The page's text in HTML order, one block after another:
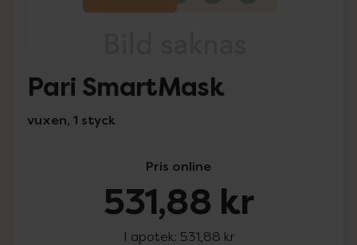
Pari SmartMask
vuxen, 1 styck
Pris online
531,88 kr
I apotek: 531,88 kr